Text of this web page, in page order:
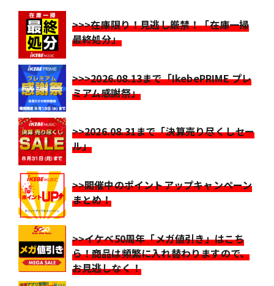
>>>在庫限り！見逃し厳禁！「在庫一掃
最終処分」
>>>2026.08.13まで「IkebePRIME プレ
ミアム感謝祭」
>>2026.08.31まで「決算売り尽くしセー
ル」
>>開催中のポイントアップキャンペーン
まとめ！
>>イケベ50周年「メガ値引き」はこち
ら！商品は頻繁に入れ替わりますので、
お見逃しなく！